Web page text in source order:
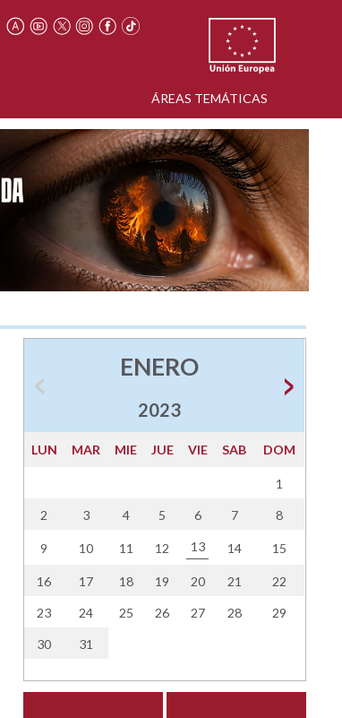
ÁREAS TEMÁTICAS
ENERO
2023
LUN MAR MIE JUE VIE SAB DOM
1
2 3 4 5 6 7 8
9 10 11 12 13 14 15
16 17 18 19 20 21 22
23 24 25 26 27 28 29
30 31